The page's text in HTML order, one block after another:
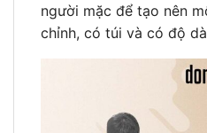
người mặc để tạo nên
chỉnh, có túi và có độ